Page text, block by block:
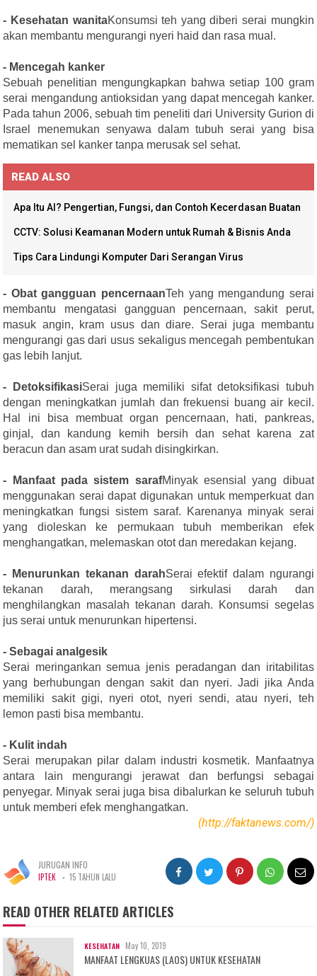
- Kesehatan wanitaKonsumsi teh yang diberi serai mungkin
akan membantu mengurangi nyeri haid dan rasa mual.
- Mencegah kanker
Sebuah penelitian mengungkapkan bahwa setiap 100 gram
serai mengandung antioksidan yang dapat mencegah kanker.
Pada tahun 2006, sebuah tim peneliti dari University Gurion di
Israel menemukan senyawa dalam tubuh serai yang bisa
mematikan sel kanker tanpa merusak sel sehat.
READ ALSO
Apa Itu AI? Pengertian, Fungsi, dan Contoh Kecerdasan Buatan
CCTV: Solusi Keamanan Modern untuk Rumah & Bisnis Anda
Tips Cara Lindungi Komputer Dari Serangan Virus
- Obat gangguan pencernaanTeh yang mengandung serai
membantu mengatasi gangguan pencernaan, sakit perut,
masuk angin, kram usus dan diare. Serai juga membantu
mengurangi gas dari usus sekaligus mencegah pembentukan
gas lebih lanjut.
- DetoksifikasiSerai juga memiliki sifat detoksifikasi tubuh
dengan meningkatkan jumlah dan frekuensi buang air kecil.
Hal ini bisa membuat organ pencernaan, hati, pankreas,
ginjal, dan kandung kemih bersih dan sehat karena zat
beracun dan asam urat sudah disingkirkan.
- Manfaat pada sistem sarafMinyak esensial yang dibuat
menggunakan serai dapat digunakan untuk memperkuat dan
meningkatkan fungsi sistem saraf. Karenanya minyak serai
yang dioleskan ke permukaan tubuh memberikan efek
menghangatkan, melemaskan otot dan meredakan kejang.
- Menurunkan tekanan darahSerai efektif dalam ngurangi
tekanan darah, merangsang sirkulasi darah dan
menghilangkan masalah tekanan darah. Konsumsi segelas
jus serai untuk menurunkan hipertensi.
- Sebagai analgesik
Serai meringankan semua jenis peradangan dan iritabilitas
yang berhubungan dengan sakit dan nyeri. Jadi jika Anda
memiliki sakit gigi, nyeri otot, nyeri sendi, atau nyeri, teh
lemon pasti bisa membantu.
- Kulit indah
Serai merupakan pilar dalam industri kosmetik. Manfaatnya
antara lain mengurangi jerawat dan berfungsi sebagai
penyegar. Minyak serai juga bisa dibalurkan ke seluruh tubuh
untuk memberi efek menghangatkan.
(http://faktanews.com/)
JURUGAN INFO
IPTEK - 15 TAHUN LALU
READ OTHER RELATED ARTICLES
KESEHATAN May 10, 2019
MANFAAT LENGKUAS (LAOS) UNTUK KESEHATAN